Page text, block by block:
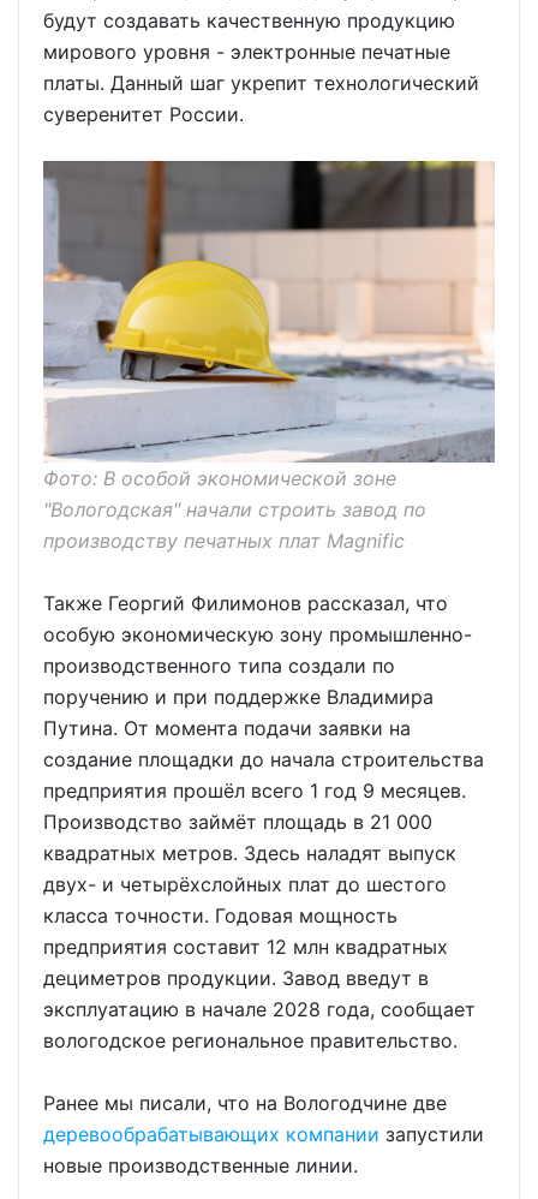
будут создавать качественную продукцию
мирового уровня - электронные печатные
платы. Данный шаг укрепит технологический
суверенитет России.
Фото: В особой экономической зоне
"Вологодская" начали строить завод по
производству печатных плат Magnific
Также Георгий Филимонов рассказал, что
особую экономическую зону промышленно-
производственного типа создали по
поручению и при поддержке Владимира
Путина. От момента подачи заявки на
создание площадки до начала строительства
предприятия прошёл всего 1 год 9 месяцев.
Производство займёт площадь в 21 000
квадратных метров. Здесь наладят выпуск
двух- и четырёхслойных плат до шестого
класса точности. Годовая мощность
предприятия составит 12 млн квадратных
дециметров продукции. Завод введут в
эксплуатацию в начале 2028 года, сообщает
вологодское региональное правительство.
Ранее мы писали, что на Вологодчине две
деревообрабатывающих компании запустили
новые производственные линии.